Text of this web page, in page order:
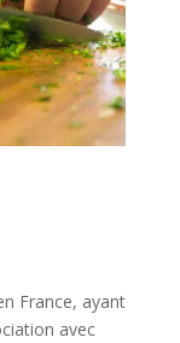
France, ayant
avec